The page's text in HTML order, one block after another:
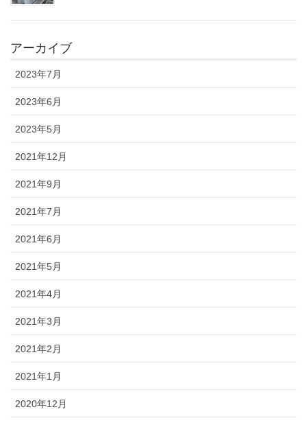
アーカイブ
2023年7月
2023年6月
2023年5月
2021年12月
2021年9月
2021年7月
2021年6月
2021年5月
2021年4月
2021年3月
2021年2月
2021年1月
2020年12月